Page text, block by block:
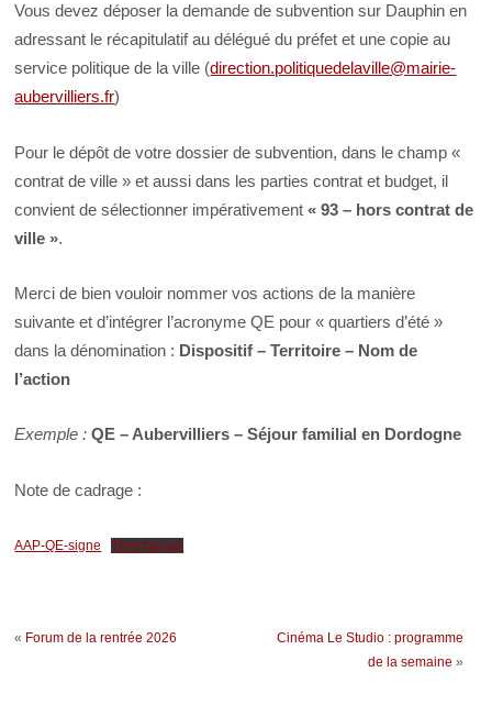
Vous devez déposer la demande de subvention sur Dauphin en
adressant le récapitulatif au délégué du préfet et une copie au
service politique de la ville (direction.politiquedelaville@mairie-
aubervilliers.fr)
Pour le dépôt de votre dossier de subvention, dans le champ «
contrat de ville » et aussi dans les parties contrat et budget, il
convient de sélectionner impérativement« 93 – hors contrat de
ville ».
Merci de bien vouloir nommer vos actions de la manière
suivante et d’intégrer l’acronyme QE pour « quartiers d’été »
dans la dénomination : Dispositif – Territoire – Nom de
l’action
Exemple : QE – Aubervilliers – Séjour familial en Dordogne
Note de cadrage :
AAP-QE-signe Télécharger
« Forum de la rentrée 2026
Cinéma Le Studio : programme
de la semaine »